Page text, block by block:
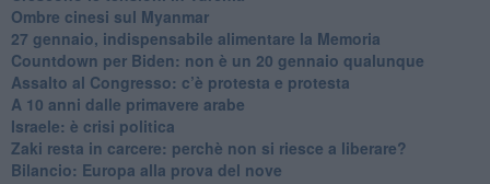
Ombre cinesi sul Myanmar
27 gennaio, indispensabile alimentare la Memoria
Countdown per Biden: non è un 20 gennaio qualunque
Assalto al Congresso: c’è protesta e protesta
A 10 anni dalle primavere arabe
Israele: è crisi politica
Zaki resta in carcere: perchè non si riesce a liberare?
Bilancio: Europa alla prova del nove